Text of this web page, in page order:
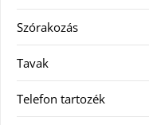
Szórakozás
Tavak
Telefon tartozék